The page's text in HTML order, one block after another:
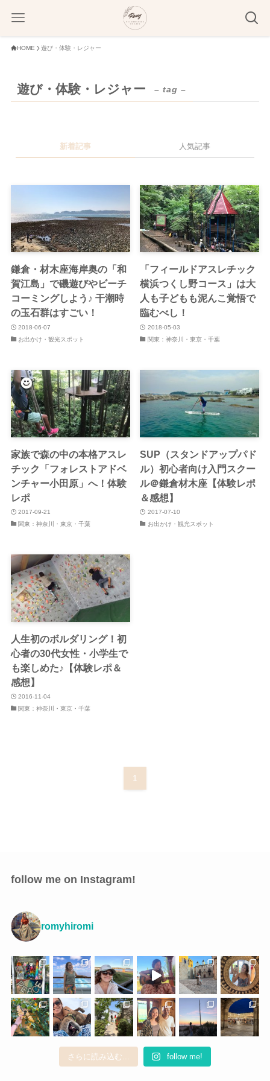
HOME 遊び・体験・レジャー
遊び・体験・レジャー – tag –
新着記事 人気記事
鎌倉・材木座海岸奥の「和
賀江島」で磯遊びやビーチ
コーミングしよう♪ 干潮時
の玉石群はすごい！
2018-06-07
お出かけ・観光スポット
「フィールドアスレチック
横浜つくし野コース」は大
人も子どもも泥んこ覚悟で
臨むべし！
2018-05-03
関東：神奈川・東京・千葉
家族で森の中の本格アスレ
チック「フォレストアドベ
ンチャー小田原」へ！体験
レポ
2017-09-21
関東：神奈川・東京・千葉
SUP（スタンドアップパド
ル）初心者向け入門スクー
ル＠鎌倉材木座【体験レポ
＆感想】
2017-07-10
お出かけ・観光スポット
人生初のボルダリング！初
心者の30代女性・小学生で
も楽しめた♪【体験レポ＆
感想】
2016-11-04
関東：神奈川・東京・千葉
1
follow me on Instagram!
romyhiromi
さらに読み込む... follow me!